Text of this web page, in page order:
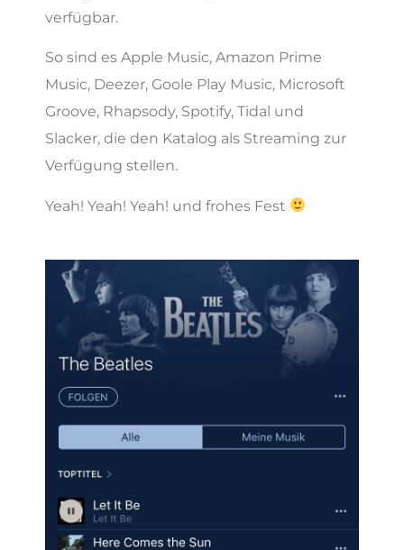
verfügbar.
So sind es Apple Music, Amazon Prime
Music, Deezer, Goole Play Music, Microsoft
Groove, Rhapsody, Spotify, Tidal und
Slacker, die den Katalog als Streaming zur
Verfügung stellen.
Yeah! Yeah! Yeah! und frohes Fest